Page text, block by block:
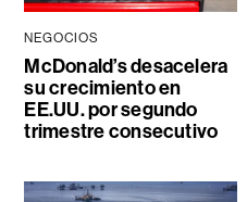
NEGOCIOS
McDonald’s desacelera
su crecimiento en
EE.UU. por segundo
trimestre consecutivo